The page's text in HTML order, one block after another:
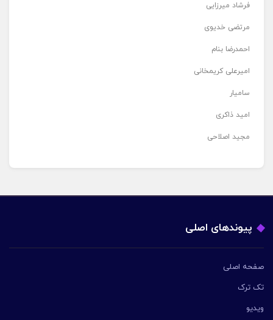
فرشاد میرزایی
مرتضی خدیوی
احمدرضا بنام
امیرعلی کریمخانی
سامیار
امید ذاکری
مجید اصلاحی
پیوندهای اصلی
صفحه اصلی
تک ترک
ویدیو